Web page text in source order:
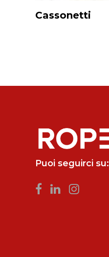
Cassonetti
Puoi seguirci su: